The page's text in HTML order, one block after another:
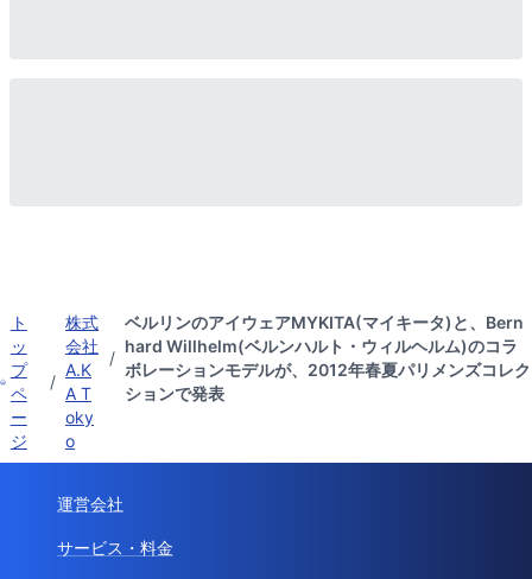
ト
ッ
プ
ペ
ー
ジ
/
株式
会社
A.K
A T
oky
o
/
ベルリンのアイウェアMYKITA(マイキータ)と、Bern
hard Willhelm(ベルンハルト・ウィルヘルム)のコラ
ボレーションモデルが、2012年春夏パリメンズコレク
ションで発表
運営会社
サービス・料金